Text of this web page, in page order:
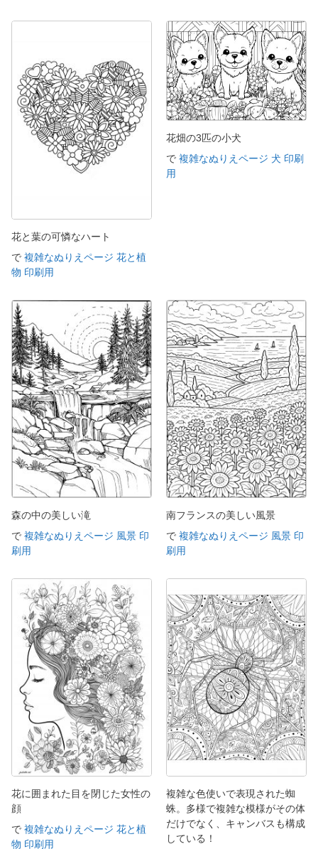
花と葉の可憐なハート
で 複雑なぬりえページ 花と植
物 印刷用
花畑の3匹の小犬
で 複雑なぬりえページ 犬 印刷
用
森の中の美しい滝
で 複雑なぬりえページ 風景 印
刷用
南フランスの美しい風景
で 複雑なぬりえページ 風景 印
刷用
花に囲まれた目を閉じた女性の
顔
で 複雑なぬりえページ 花と植
物 印刷用
複雑な色使いで表現された蜘
蛛。多様で複雑な模様がその体
だけでなく、キャンバスも構成
している！